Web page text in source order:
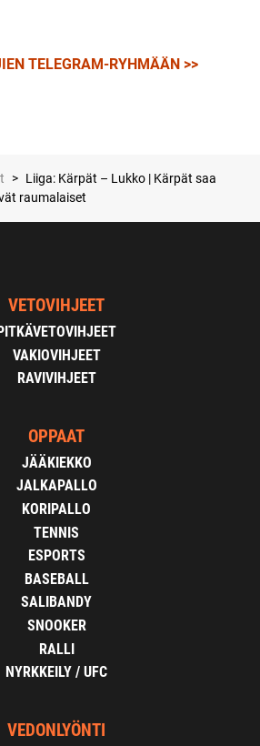
TELEGRAM-RYHMÄÄN >>
> Liiga: Kärpät – Lukko | Kärpät saa
raumalaiset
VETOVIHJEET
VAKIOVIHJEET
RAVIVIHJEET
OPPAAT
JÄÄKIEKKO
JALKAPALLO
KORIPALLO
TENNIS
ESPORTS
BASEBALL
SALIBANDY
SNOOKER
RALLI
NYRKKEILY / UFC
VEDONLYÖNTI